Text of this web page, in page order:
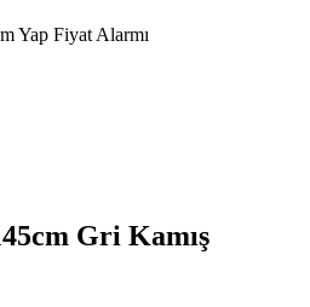
Yap Fiyat Alarmı
Gri Kamış